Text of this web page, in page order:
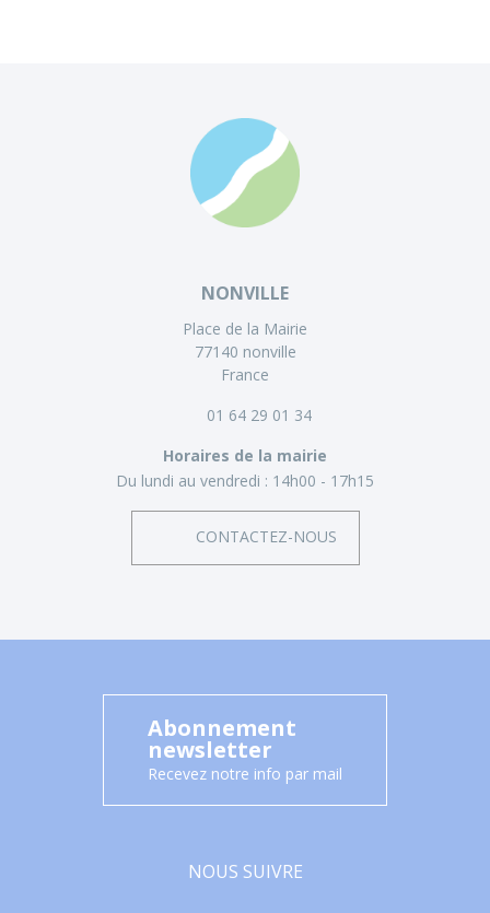
NONVILLE
Place de la Mairie
77140 nonville
France
01 64 29 01 34
Horaires de la mairie
Du lundi au vendredi : 14h00 - 17h15
CONTACTEZ-NOUS
Abonnement
newsletter
Recevez notre info par mail
NOUS SUIVRE